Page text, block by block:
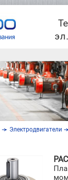
Электродвигатели